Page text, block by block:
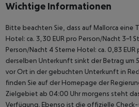
Wichtige Informationen
Bitte beachten Sie, dass auf Mallorca eine
Hotel: ca. 3,30 EUR pro Person/Nacht 3-1
Person/Nacht 4 Sterne Hotel: ca. 0,83
derselben Unterkunft sinkt der Betrag um
vor Ort in der gebuchten Unterkunft in
finden Sie auf der Homepage der
Zielgebiet ab 04:00 Uhr morgens steht
Verfügung. Ebenso ist die offizielle